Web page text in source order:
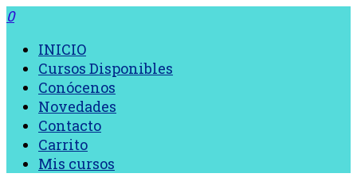
0
INICIO
Cursos Disponibles
Conócenos
Novedades
Contacto
Carrito
Mis cursos